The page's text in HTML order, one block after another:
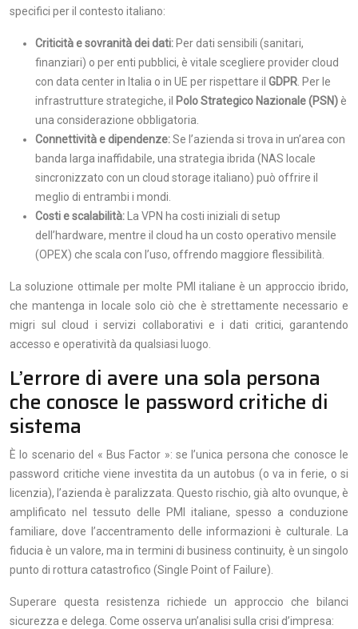
specifici per il contesto italiano:
Criticità e sovranità dei dati: Per dati sensibili (sanitari,
finanziari) o per enti pubblici, è vitale scegliere provider cloud
con data center in Italia o in UE per rispettare il GDPR . Per le
infrastrutture strategiche, il Polo Strategico Nazionale (PSN)è
una considerazione obbligatoria.
Connettività e dipendenze:Se l’azienda si trova in un’area con
banda larga inaffidabile, una strategia ibrida (NAS locale
sincronizzato con un cloud storage italiano) può offrire il
meglio di entrambi i mondi.
Costi e scalabilità: La VPN ha costi iniziali di setup
dell’hardware, mentre il cloud ha un costo operativo mensile
(OPEX) che scala con l’uso, offrendo maggiore flessibilità.
La soluzione ottimale per molte PMI italiane è un approccio ibrido,
che mantenga in locale solo ciò che è strettamente necessario e
migri sul cloud i servizi collaborativi e i dati critici, garantendo
accesso e operatività da qualsiasi luogo.
L’errore di avere una sola persona
che conosce le password critiche di
sistema
È lo scenario del « Bus Factor »: se l’unica persona che conosce le
password critiche viene investita da un autobus (o va in ferie, o si
licenzia), l’azienda è paralizzata. Questo rischio, già alto ovunque, è
amplificato nel tessuto delle PMI italiane, spesso a conduzione
familiare, dove l’accentramento delle informazioni è culturale. La
fiducia è un valore, ma in termini di business continuity, è un singolo
punto di rottura catastrofico (Single Point of Failure).
Superare questa resistenza richiede un approccio che bilanci
sicurezza e delega. Come osserva un’analisi sulla crisi d’impresa: